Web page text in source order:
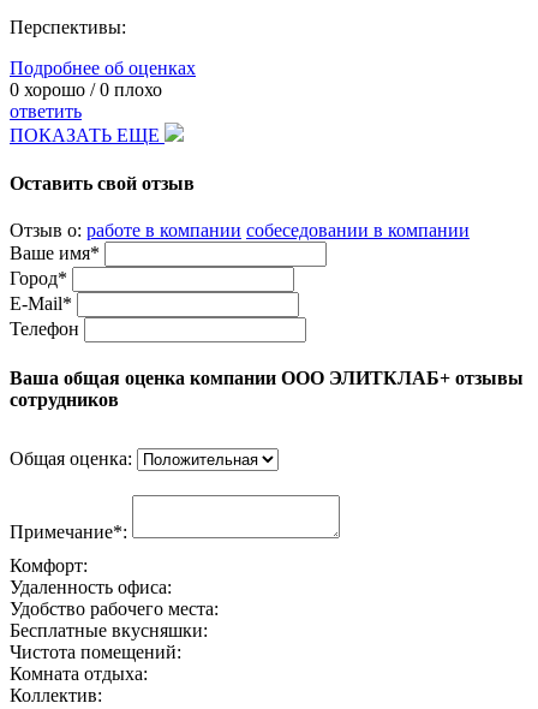
Перспективы:
Подробнее об оценках
0 хорошо /0 плохо
ответить
ПОКАЗАТЬ ЕЩЕ
Оставить свой отзыв
Отзыв о: работе в компании собеседовании в компании
Ваше имя*
Город*
E-Mail*
Телефон
Ваша общая оценка компании ООО ЭЛИТКЛАБ+ отзывы
сотрудников
Общая оценка:
Примечание*:
Комфорт:
Удаленность офиса:
Удобство рабочего места:
Бесплатные вкусняшки:
Чистота помещений:
Комната отдыха:
Коллектив: